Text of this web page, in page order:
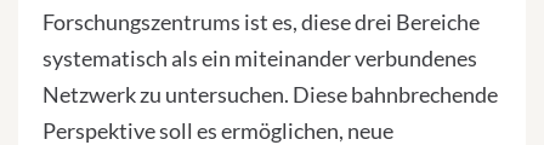
Forschungszentrums ist es, diese drei Bereiche
systematisch als ein miteinander verbundenes
Netzwerk zu untersuchen. Diese bahnbrechende
Perspektive soll es ermöglichen, neue